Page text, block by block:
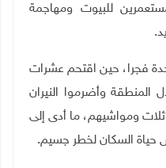
للبيوت ومهاجمة
فجرا، حين اقتحم عشرات
المنطقة وأضرموا النيران
ومواشيهم، ما أدى إلى
حياة السكان لخطر جسيم.